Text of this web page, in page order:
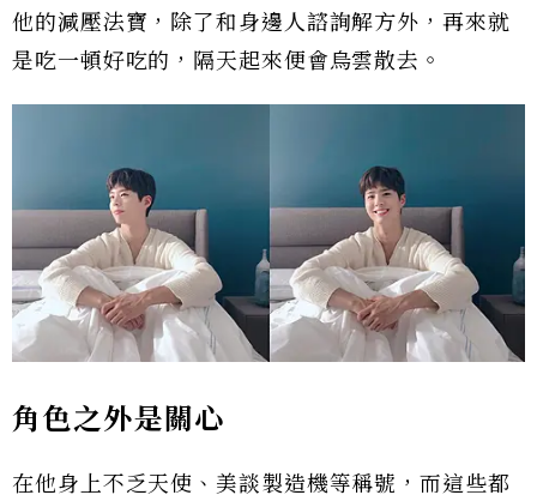
他的減壓法寶，除了和身邊人諮詢解方外，再來就
是吃一頓好吃的，隔天起來便會烏雲散去。
角色之外是關心
在他身上不乏天使、美談製造機等稱號，而這些都